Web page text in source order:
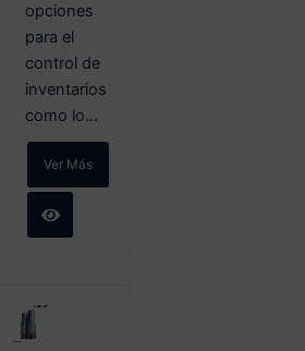
opciones
para el
control de
inventarios
como lo...
Ver Más